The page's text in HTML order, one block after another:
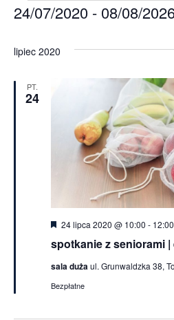
Wydarzenia
24/07/2020 - 08/08/
datę.
lipiec 2020
PT.
24
spotkanie z seniorami
Wyróżnione
24 lipca 2020 @ 10:00 - 12:00
sala dużaul. Grunwaldzka 38,
Bezpłatne